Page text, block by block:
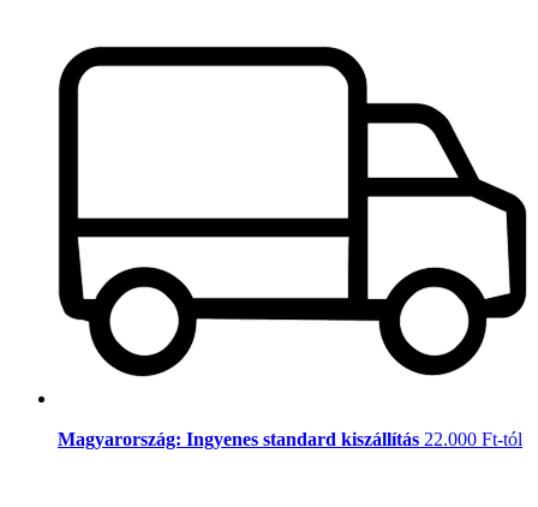
Magyarország: Ingyenes standard kiszállítás 22.000 Ft-tól